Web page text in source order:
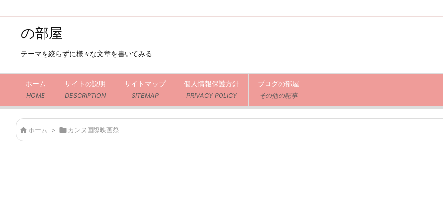
の部屋
テーマを絞らずに様々な文章を書いてみる
ホーム
HOME
サイトの説明
DESCRIPTION
サイトマップ
SITEMAP
個人情報保護方針
PRIVACY POLICY
ブログの部屋
その他の記事
 ホーム >  カンヌ国際映画祭